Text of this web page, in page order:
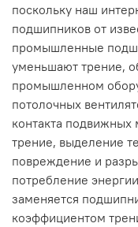
поскольку наш
подшипников от
промышленные
уменьшают трение,
промышленном
потолочных
контакта подвижных
трение, выделение
повреждение и
потребление
заменяется
коэффициентом